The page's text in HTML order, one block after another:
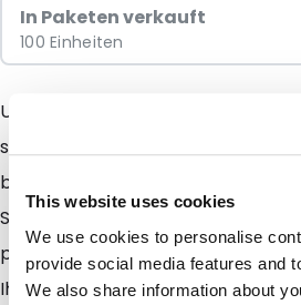
This website uses cookies
We use cookies to personalise
provide social media features and
We also share information about
In Paketen verkauft
100 Einheiten
Unsere Stehbodenbeutel (stand
sehr gut geeigent für Produkte
besondere Anforderungen
Sie an Lebens-und Genussmittel
pharmazeutische Produkte.
Ihre Anforderung wie z. B. zum